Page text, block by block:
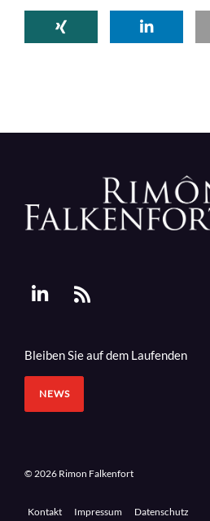
Bleiben Sie auf dem Laufenden
NEWS
© 2026 Rimon Falkenfort
Kontakt Impressum Datenschutz